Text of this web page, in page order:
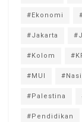
#Ekonomi
#Jakarta
#Kolom
#MUI
#Palestina
#Pendidikan